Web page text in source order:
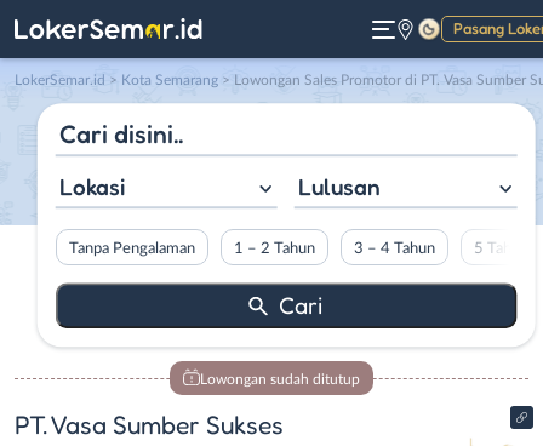
Pasang
Gelap
LokerSemar.id > Kota Semarang > Lowongan Sales Promotor di PT. Vasa Sumber
Lokasi Lulusan
Tanpa Pengalaman 1 – 2 Tahun 3 – 4 Tahun 5 Tahun
Lowongan sudah ditutup
PT. Vasa Sumber Sukses